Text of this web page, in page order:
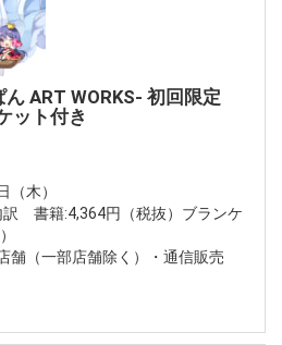
ん ART WORKS- 初回限定
ット付き
（木）
書籍:4,364円（税抜）ブランケ
））
（一部店舗除く）・通信販売